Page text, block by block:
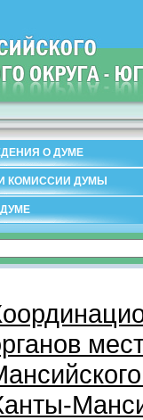
О ДУМЕ
КОМИССИИ ДУМЫ